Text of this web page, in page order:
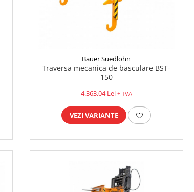
Bauer Suedlohn
Traversa mecanica de basculare BST-
150
4.363,04 Lei + TVA
VEZI VARIANTE